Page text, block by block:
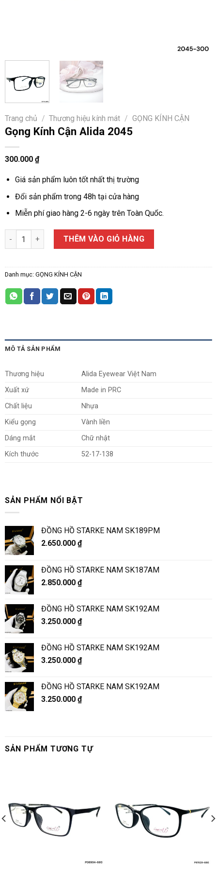
Trang chủ / Thương hiệu kính mát / GỌNG KÍNH CẬN
Gọng Kính Cận Alida 2045
300.000 ₫
Giá sản phẩm luôn tốt nhất thị trường
Đổi sản phẩm trong 48h tại cửa hàng
Miễn phí giao hàng 2-6 ngày trên Toàn Quốc.
Gọng Kính Cận Alida 2045 số lượng
THÊM VÀO GIỎ HÀNG
Danh mục: GỌNG KÍNH CẬN
MÔ TẢ SẢN PHẨM
Thương hiệu
Alida Eyewear Việt Nam
Xuất xứ
Made in PRC
Chất liệu
Nhựa
Kiểu gọng
Vành liền
Dáng mắt
Chữ nhật
Kích thước
52-17-138
SẢN PHẨM NỔI BẬT
ĐỒNG HỒ STARKE NAM SK189PM
2.650.000 ₫
ĐỒNG HỒ STARKE NAM SK187AM
2.850.000 ₫
ĐỒNG HỒ STARKE NAM SK192AM
3.250.000 ₫
ĐỒNG HỒ STARKE NAM SK192AM
3.250.000 ₫
ĐỒNG HỒ STARKE NAM SK192AM
3.250.000 ₫
SẢN PHẨM TƯƠNG TỰ